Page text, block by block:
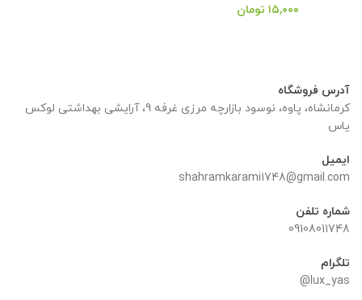
۱۵,۰۰۰ تومان
آدرس فروشگاه
کرمانشاه، پاوه، نوسود بازارچه مرزی غرفه 9، آرایشی بهداشتی لوکس
یاس
ایمیل
shahramkarami1748@gmail.com
شماره تلفن
09108011748
تلگرام
lux_yas@